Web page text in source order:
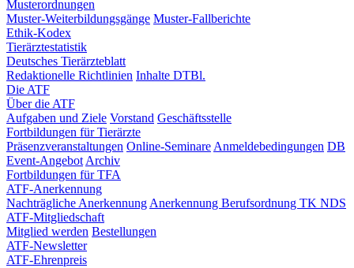
Musterordnungen
Muster-Weiterbildungsgänge Muster-Fallberichte
Ethik-Kodex
Tierärztestatistik
Deutsches Tierärzteblatt
Redaktionelle Richtlinien Inhalte DTBl.
Die ATF
Über die ATF
Aufgaben und Ziele Vorstand Geschäftsstelle
Fortbildungen für Tierärzte
Präsenzveranstaltungen Online-Seminare Anmeldebedingungen DB
Event-Angebot Archiv
Fortbildungen für TFA
ATF-Anerkennung
Nachträgliche Anerkennung Anerkennung Berufsordnung TK NDS
ATF-Mitgliedschaft
Mitglied werden Bestellungen
ATF-Newsletter
ATF-Ehrenpreis